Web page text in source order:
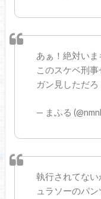
あぁ！絶対いま
このスケベ刑
ガン見しただ
— まふる
執行されてな
ュラソーのパ